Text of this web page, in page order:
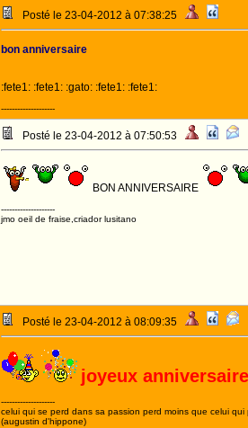
Posté le 23-04-2012 à 07:38:25
bon anniversaire
:fete1: :fete1: :gato: :fete1: :fete1:
--------------------
Posté le 23-04-2012 à 07:50:53
BON ANNIVERSAIRE
--------------------
jmo oeil de fraise,criador lusitano
Posté le 23-04-2012 à 08:09:35
joyeux
--------------------
celui qui se perd dans sa passion perd moins que celui qui
(augustin d'hippone)